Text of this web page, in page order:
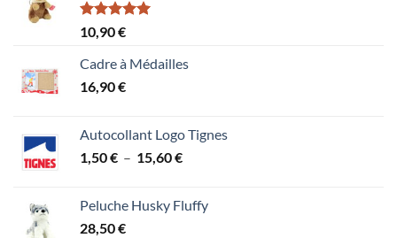
Note5.00
sur 5
10,90€
Cadre à Médailles
16,90€
Autocollant Logo Tignes
1,50€ – 15,60€Plage
1,50 €
Peluche Husky Fluffy
28,50€